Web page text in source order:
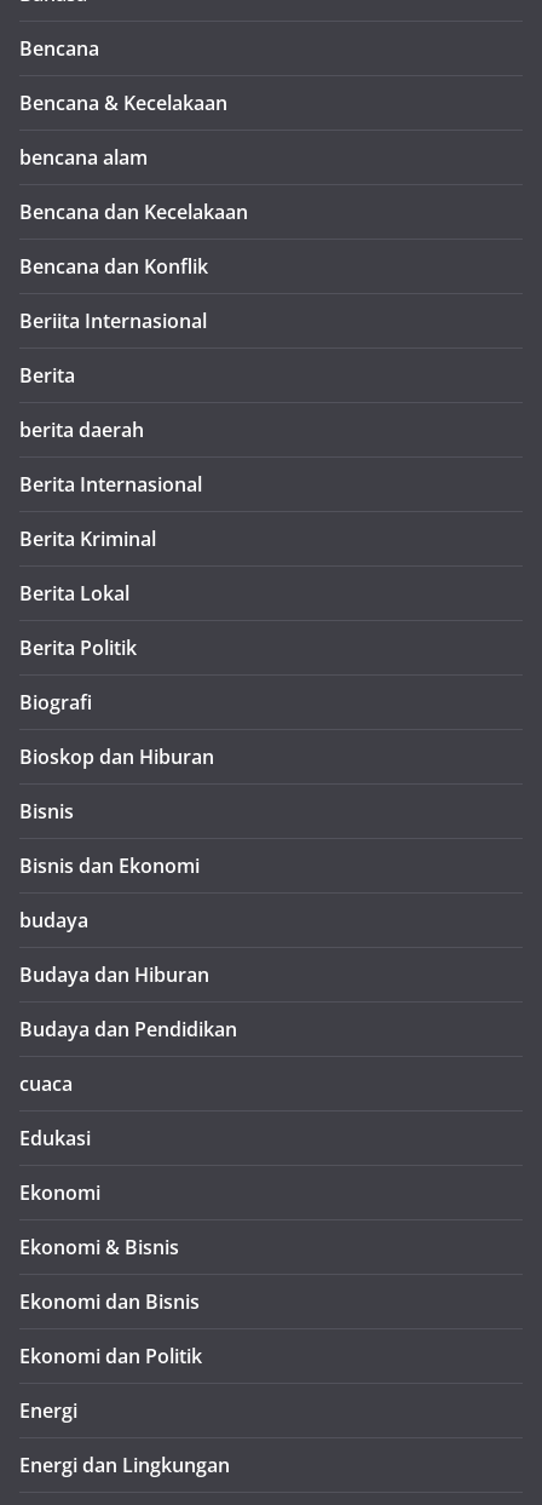
Bencana
Bencana & Kecelakaan
bencana alam
Bencana dan Kecelakaan
Bencana dan Konflik
Beriita Internasional
Berita
berita daerah
Berita Internasional
Berita Kriminal
Berita Lokal
Berita Politik
Biografi
Bioskop dan Hiburan
Bisnis
Bisnis dan Ekonomi
budaya
Budaya dan Hiburan
Budaya dan Pendidikan
cuaca
Edukasi
Ekonomi
Ekonomi & Bisnis
Ekonomi dan Bisnis
Ekonomi dan Politik
Energi
Energi dan Lingkungan